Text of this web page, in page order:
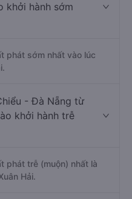
khởi hành sớm
phát sớm nhất vào lúc
- Đà Nẵng từ
khởi hành trễ
phát trễ (muộn) nhất là
Hải.